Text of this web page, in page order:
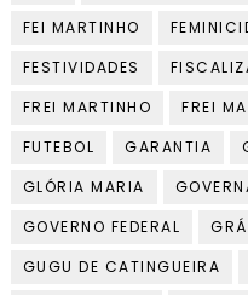
FEI MARTINHO
FESTIVIDADES
FREI MARTINHO
FREI
FUTEBOL
GARANTIA
GLÓRIA MARIA
GOVERNO FEDERAL
GUGU DE CATINGUEIRA